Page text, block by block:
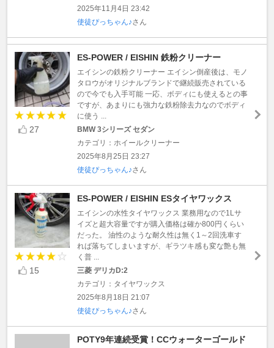
2025年11月4日 23:42
使徒ぴっちゃん♪さん
27
ES-POWER / EISHIN 鉄粉クリーナー
エイシンの鉄粉クリーナー エイシン倒産後は、モノ
タロウがオリジナルブランドで継続販売されている
ので今でも入手可能 一応、ボディにも使えるとの事
ですが、あまりにも強力な鉄粉除去力なのでボディ
に使う ...
BMW 3シリーズ セダン
カテゴリ：ホイールクリーナー
2025年8月25日 23:27
使徒ぴっちゃん♪さん
15
ES-POWER / EISHIN ESタイヤワックス
エイシンの水性タイヤワックス 業務用なので1Lサ
イズと超大容量ですが購入価格は確か800円くらい
だった。 油性のような耐久性は無く1～2回洗車す
れば落ちてしまいますが、ギラツキ感も変な艶も無
く普 ...
三菱 デリカD:2
カテゴリ：タイヤワックス
2025年8月18日 21:07
使徒ぴっちゃん♪さん
POTY9年連続受賞！CCウォーターゴールド